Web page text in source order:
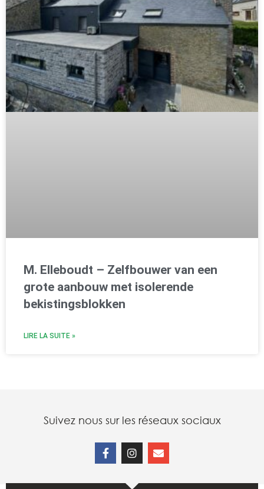
M. Elleboudt – Zelfbouwer van een
grote aanbouw met isolerende
bekistingsblokken
LIRE LA SUITE »
Suivez nous sur les réseaux sociaux